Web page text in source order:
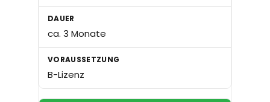
ca. 3 Monate
B-Lizenz